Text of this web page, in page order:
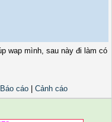
wap mình, sau này đi làm có
Báo cáo Cảnh cáo